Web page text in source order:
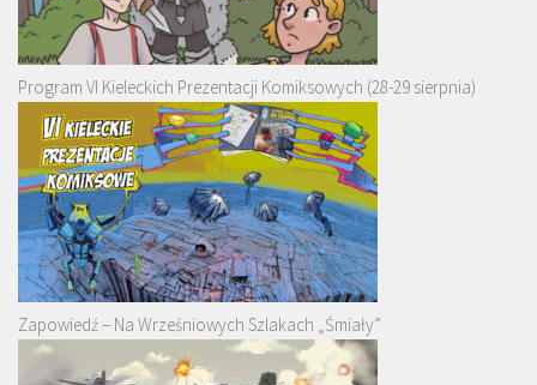
Program VI Kieleckich Prezentacji Komiksowych (28-29 sierpnia)
Zapowiedź – Na Wrześniowych Szlakach „Śmiały”